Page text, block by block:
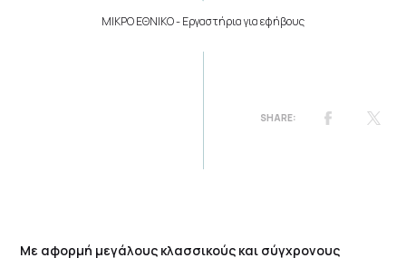
ΜΙΚΡΟ ΕΘΝΙΚΟ- Εργαστήρια για εφήβους
Με αφορμή μεγάλους κλασσικούς και σύγχρονους